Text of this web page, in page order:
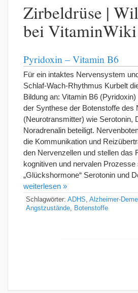
Zirbeldrüse |
bei VitaminWiki
Pyridoxin – Vitamin B6
Für ein intaktes Nervensystem
Schlaf-Wach-Rhythmus Kurbelt
Bildung an: Vitamin B6
der Synthese der Botenstoffe des
(Neurotransmitter) wie Serotonin,
Noradrenalin beteiligt.
die Kommunikation und
den Nervenzellen und stellen das
kognitiven und nervalen Prozesse
„Glückshormone“ Serotonin und
weiterlesen »
Schlagwörter: ADHS Alzheimer-
Angstzustände
Botenstoffe